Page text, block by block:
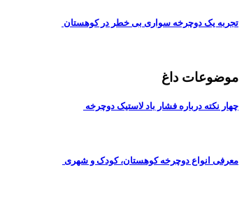
تجربه یک دوچرخه سواری بی خطر در کوهستان
موضوعات داغ
چهار نکته درباره فشار باد لاستیک دوچرخه
معرفی انواع دوچرخه کوهستان، کودک و شهری